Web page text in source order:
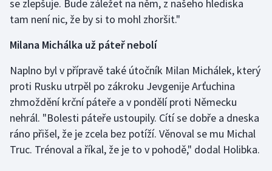
Ragby
Rychlobruslení
Rychlostní kanoistika
Short track
Sportovní střelba
Stolní tenis
se zlepšuje. Bude záležet na něm, z našeho hlediska
tam není nic, že by si to mohl zhoršit."
Milana Michálka už páteř nebolí
Naplno byl v přípravě také útočník Milan Michálek, který
proti Rusku utrpěl po zákroku Jevgenije Arťuchina
zhmoždění krční páteře a v pondělí proti Německu
nehrál. "Bolesti páteře ustoupily. Cítí se dobře a dneska
ráno přišel, že je zcela bez potíží. Věnoval se mu Michal
Truc. Trénoval a říkal, že je to v pohodě," dodal Holibka.